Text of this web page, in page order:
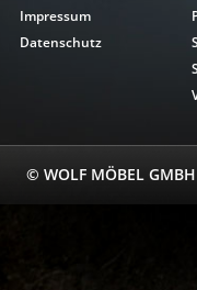
Impressum
Datenschutz
© WOLF MÖBEL